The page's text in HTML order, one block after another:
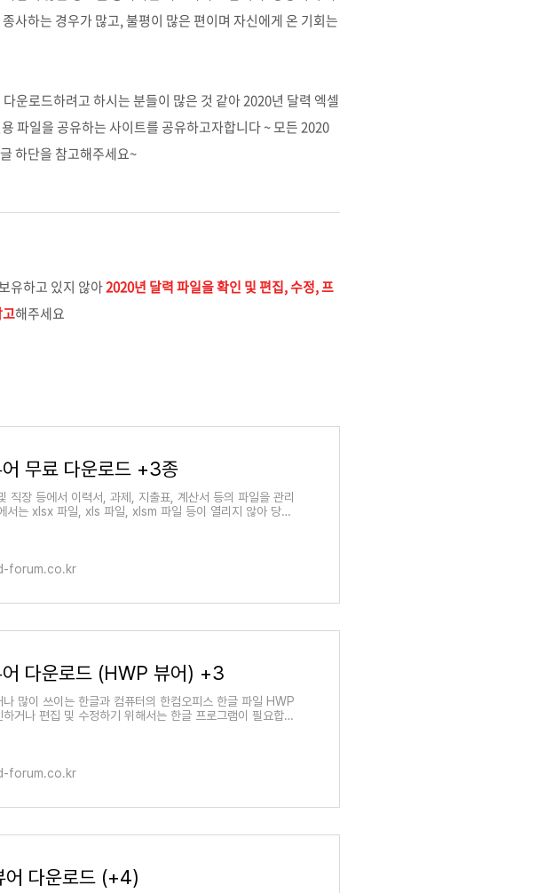
사하는 경우가 많고, 불평이 많은 편이며 자신에게 온 기회는
운로드하려고 하시는 분들이 많은 것 같아 2020년 달력 엑셀
파일을 공유하는 사이트를 공유하고자합니다 ~ 모든 2020
하단을 참고해주세요~
유하고 있지 않아2020년 달력 파일을 확인 및 편집, 수정, 프
해주세요
무료 다운로드 +3종
직장 등에서 이력서, 과제, 지출표, 계산서 등의 파일을 관리
서는 xlsx 파일, xls 파일, xlsm 파일 등이 열리지 않아 당황
forum.co.kr
어 다운로드 (HWP 뷰어) +3
나 많이 쓰이는 한글과 컴퓨터의 한컴오피스 한글 파일 HWP
하거나 편집 및 수정하기 위해서는 한글 프로그램이 필요합니
forum.co.kr
어 다운로드 (+4)